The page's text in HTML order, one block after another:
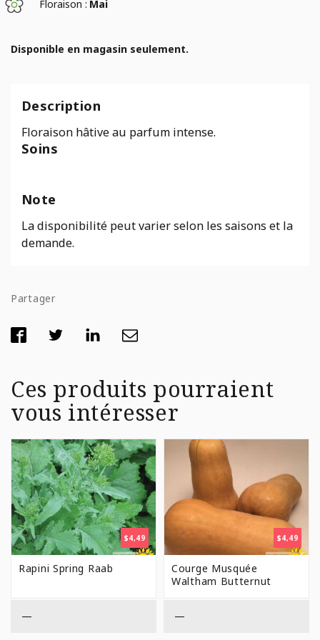
Floraison : Mai
Disponible en magasin seulement.
Description
Floraison hâtive au parfum intense.
Soins
Note
La disponibilité peut varier selon les saisons et la
demande.
Partager
Ces produits pourraient
vous intéresser
$4,49
Rapini Spring Raab
—
$4,49
Courge Musquée
Waltham Butternut
—